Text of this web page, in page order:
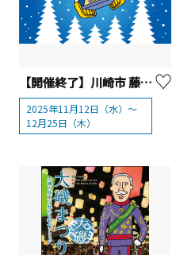
【開催終了】川崎市 藤子・F・不二雄ミュージアム「 クリスマスはミュージアムで！2025」
2025年11月12日（水）～
12月25日（木）